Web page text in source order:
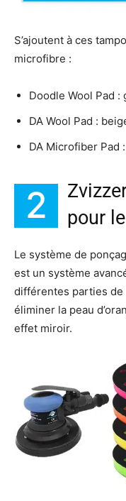
S’ajoutent à ces
microfibre :
Doodle Wool Pad
DA Wool Pad :
DA Microfiber Pad
2
pour
Le système de
est un système
différentes parties de
éliminer la peau
effet miroir.